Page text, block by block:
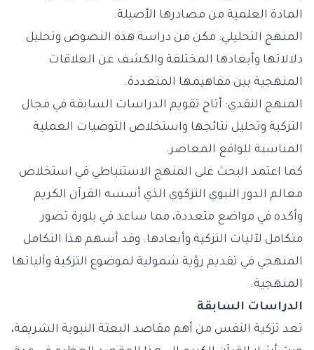
المادة العلمية من مصادرها الأصيلة.
المنهج التحليلي: مكن من دراسة هذه النصوص وتحليل
دلالاتها وأبعادها المختلفة والكشف عن العلاقات
المنهجية بين مفاهيمها المتعددة.
المنهج النقدي: أتاح تقويم الدراسات السابقة في مجال
التزكية وتحليل نتائجها واستخلاص التوصيات العملية
المناسبة للواقع المعاصر.
كما اعتمد البحث على المنهج الاستنباطي في استخلاص
معالم الدور النبوي التزكوي الذي أسسه القرآن الكريم
وأكده في مواضع متعددة، مما ساعد في بلورة تصور
متكامل لآليات التزكية وأبعادها. وقد أسهم هذا التكامل
المنهجي في تقديم رؤية شمولية لموضوع التزكية وآلياتها
المنهجية.
الدراسات السابقة
تعد تزكية النفس من أهم مقاصد البعثة النبوية الشريفة،